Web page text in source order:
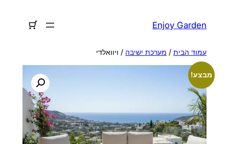
Enjoy Garden
עמוד הבית/ מערכת ישיבה / ויוואלדי
מבצע!